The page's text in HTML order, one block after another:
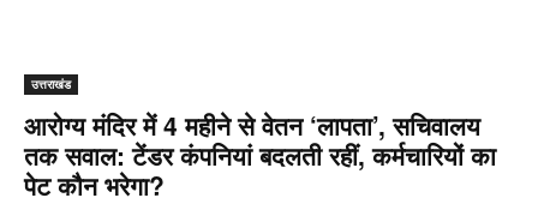
उत्तराखंड
आरोग्य मंदिर में 4 महीने से वेतन ‘लापता’, सचिवालय
तक सवाल: टेंडर कंपनियां बदलती रहीं, कर्मचारियों का
पेट कौन भरेगा?